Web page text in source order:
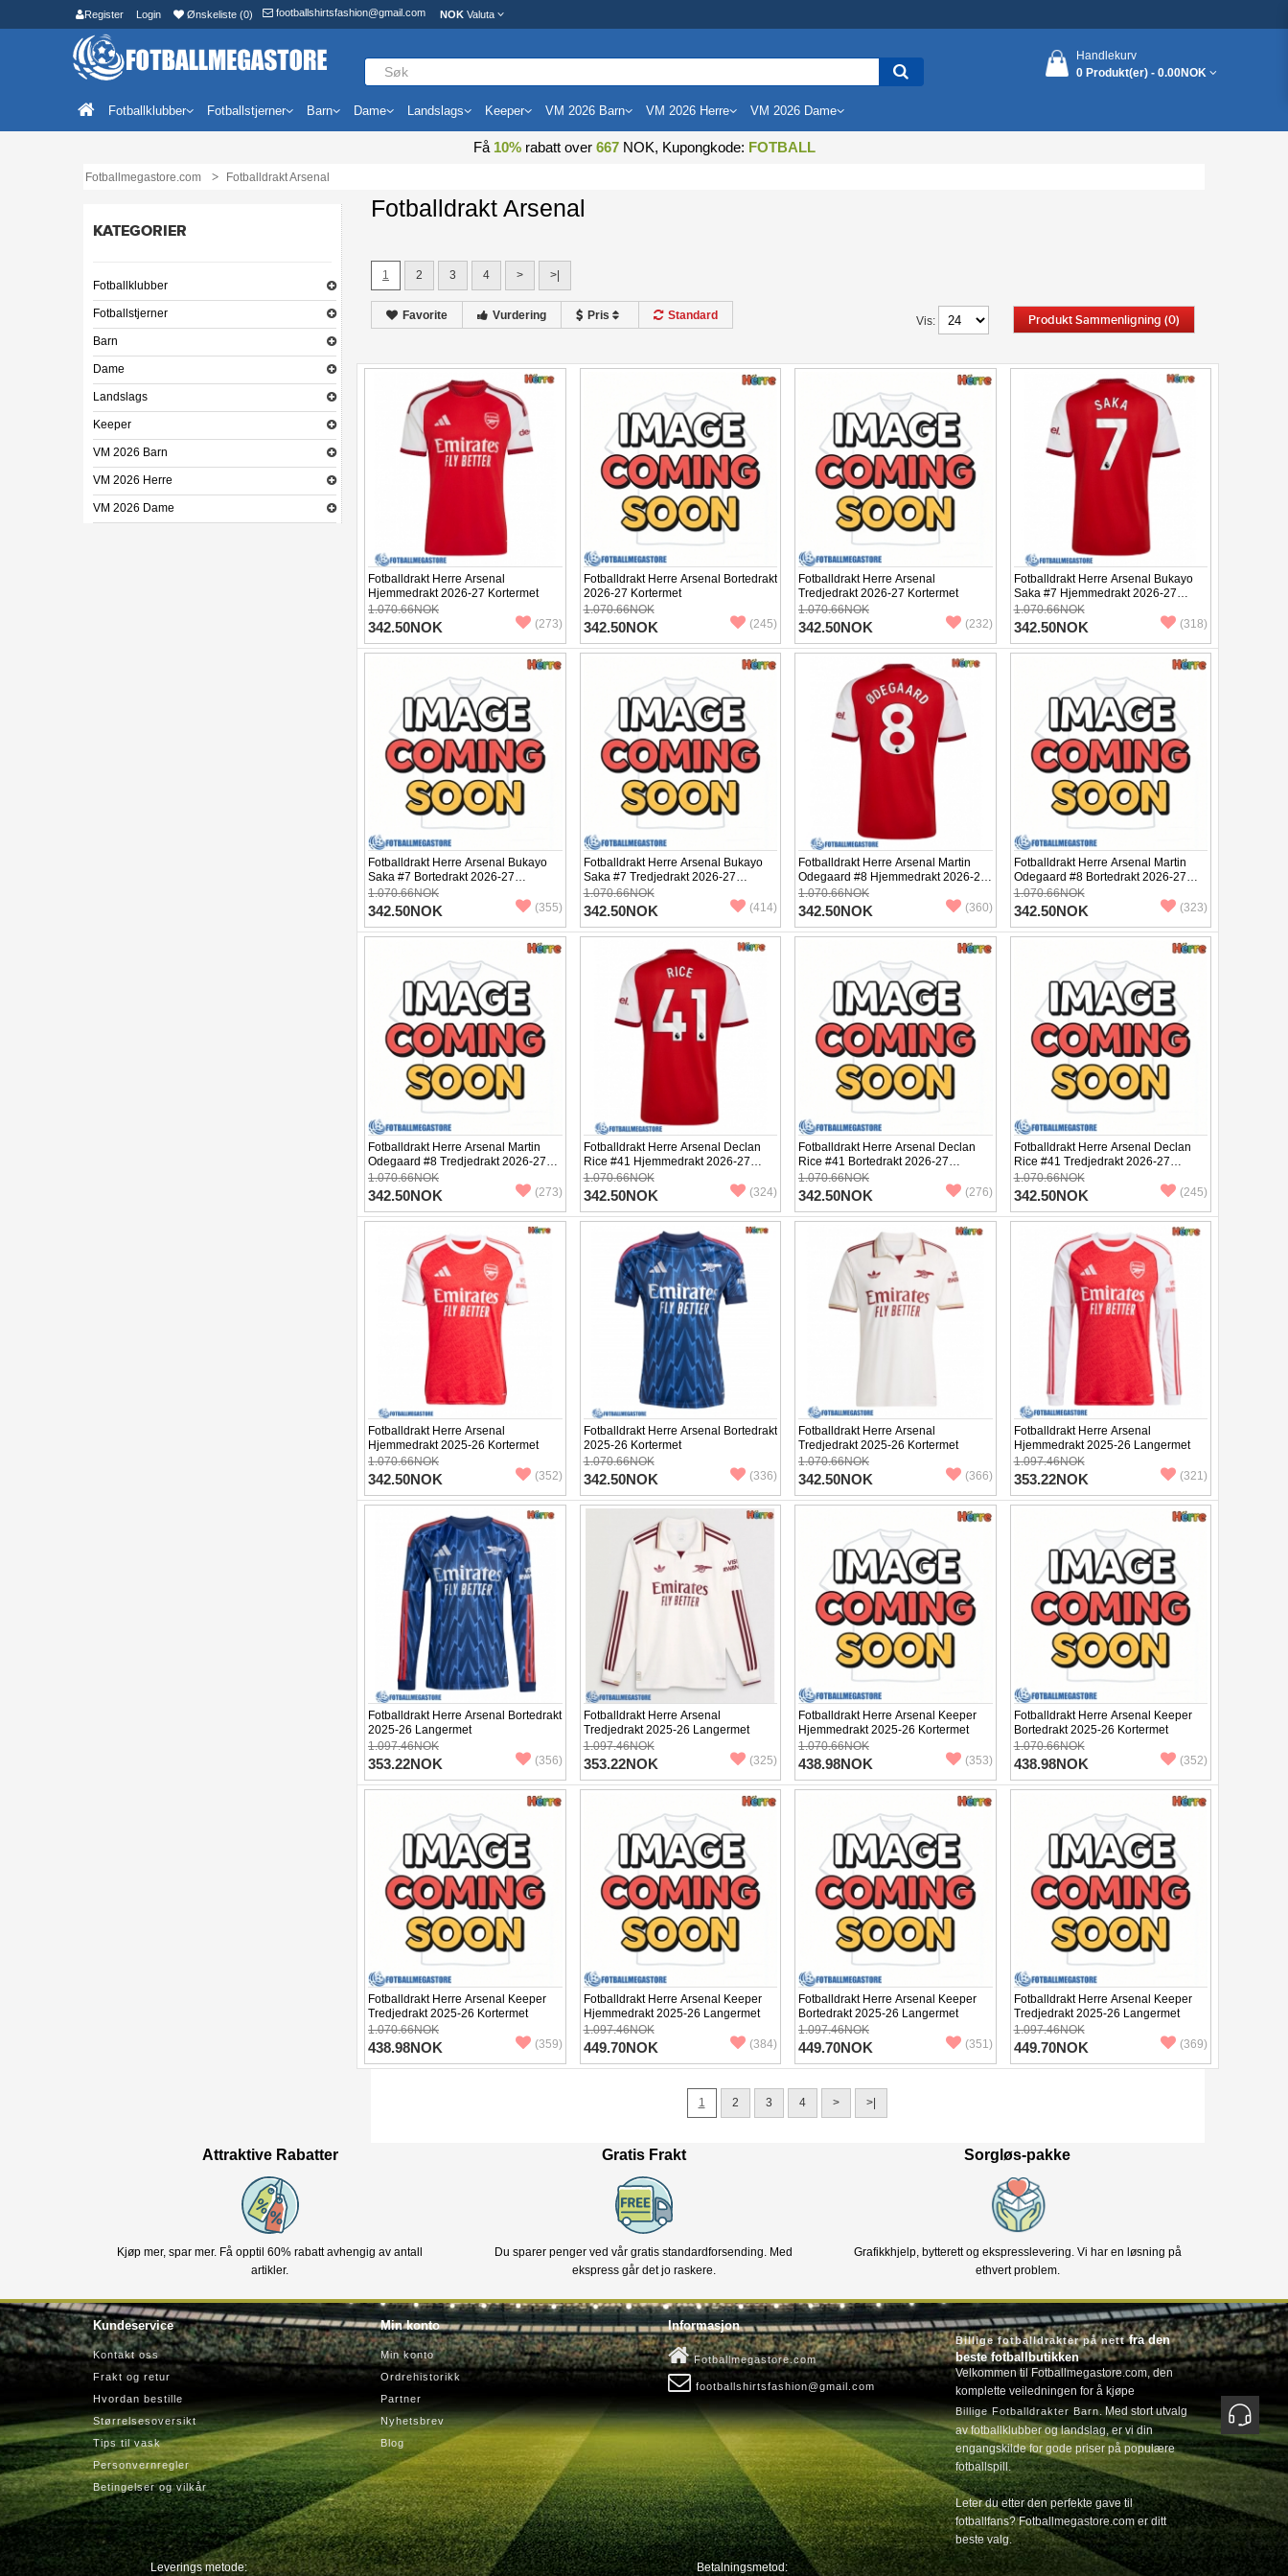
Register Login Ønskeliste (0) footballshirtsfashion@gmail.com NOK Valuta
Handlekurv
0 Produkt(er) - 0.00NOK
Fotballklubber Fotballstjerner Barn Dame Landslags Keeper VM 2026 Barn VM 2026 Herre VM 2026 Dame
Få 10%rabatt over 667NOK, Kupongkode: FOTBALL
Fotballmegastore.com Fotballdrakt Arsenal
KATEGORIER
Fotballklubber
Fotballstjerner
Barn
Dame
Landslags
Keeper
VM 2026 Barn
VM 2026 Herre
VM 2026 Dame
Fotballdrakt Arsenal
1 2 3 4 > >|
Produkt Sammenligning (0)
Vis:
Favorite Vurdering Pris Standard
Fotballdrakt Herre Arsenal
Hjemmedrakt 2026-27 Kortermet
1.070.66NOK
342.50NOK (273)
Fotballdrakt Herre Arsenal Bortedrakt
2026-27 Kortermet
1.070.66NOK
342.50NOK (245)
Fotballdrakt Herre Arsenal
Tredjedrakt 2026-27 Kortermet
1.070.66NOK
342.50NOK (232)
Fotballdrakt Herre Arsenal Bukayo
Saka #7 Hjemmedrakt 2026-27
Kortermet
1.070.66NOK
342.50NOK (318)
Fotballdrakt Herre Arsenal Bukayo
Saka #7 Bortedrakt 2026-27
Kortermet
1.070.66NOK
342.50NOK (355)
Fotballdrakt Herre Arsenal Bukayo
Saka #7 Tredjedrakt 2026-27
Kortermet
1.070.66NOK
342.50NOK (414)
Fotballdrakt Herre Arsenal Martin
Odegaard #8 Hjemmedrakt 2026-27
Kortermet
1.070.66NOK
342.50NOK (360)
Fotballdrakt Herre Arsenal Martin
Odegaard #8 Bortedrakt 2026-27
Kortermet
1.070.66NOK
342.50NOK (323)
Fotballdrakt Herre Arsenal Martin
Odegaard #8 Tredjedrakt 2026-27
Kortermet
1.070.66NOK
342.50NOK (273)
Fotballdrakt Herre Arsenal Declan
Rice #41 Hjemmedrakt 2026-27
Kortermet
1.070.66NOK
342.50NOK (324)
Fotballdrakt Herre Arsenal Declan
Rice #41 Bortedrakt 2026-27
Kortermet
1.070.66NOK
342.50NOK (276)
Fotballdrakt Herre Arsenal Declan
Rice #41 Tredjedrakt 2026-27
Kortermet
1.070.66NOK
342.50NOK (245)
Fotballdrakt Herre Arsenal
Hjemmedrakt 2025-26 Kortermet
1.070.66NOK
342.50NOK (352)
Fotballdrakt Herre Arsenal Bortedrakt
2025-26 Kortermet
1.070.66NOK
342.50NOK (336)
Fotballdrakt Herre Arsenal
Tredjedrakt 2025-26 Kortermet
1.070.66NOK
342.50NOK (366)
Fotballdrakt Herre Arsenal
Hjemmedrakt 2025-26 Langermet
1.097.46NOK
353.22NOK (321)
Fotballdrakt Herre Arsenal Bortedrakt
2025-26 Langermet
1.097.46NOK
353.22NOK (356)
Fotballdrakt Herre Arsenal
Tredjedrakt 2025-26 Langermet
1.097.46NOK
353.22NOK (325)
Fotballdrakt Herre Arsenal Keeper
Hjemmedrakt 2025-26 Kortermet
1.070.66NOK
438.98NOK (353)
Fotballdrakt Herre Arsenal Keeper
Bortedrakt 2025-26 Kortermet
1.070.66NOK
438.98NOK (352)
Fotballdrakt Herre Arsenal Keeper
Tredjedrakt 2025-26 Kortermet
1.070.66NOK
438.98NOK (359)
Fotballdrakt Herre Arsenal Keeper
Hjemmedrakt 2025-26 Langermet
1.097.46NOK
449.70NOK (384)
Fotballdrakt Herre Arsenal Keeper
Bortedrakt 2025-26 Langermet
1.097.46NOK
449.70NOK (351)
Fotballdrakt Herre Arsenal Keeper
Tredjedrakt 2025-26 Langermet
1.097.46NOK
449.70NOK (369)
1 2 3 4 > >|
Attraktive Rabatter
Kjøp mer, spar mer. Få opptil 60% rabatt avhengig av antall
artikler.
Gratis Frakt
Du sparer penger ved vår gratis standardforsending. Med
ekspress går det jo raskere.
Sorgløs-pakke
Grafikkhjelp, bytterett og ekspresslevering. Vi har en løsning på
ethvert problem.
Kundeservice
Kontakt oss
Frakt og retur
Hvordan bestille
Størrelsesoversikt
Tips til vask
Personvernregler
Betingelser og vilkår
Min konto
Min konto
Ordrehistorikk
Partner
Nyhetsbrev
Blog
Informasjon
Fotballmegastore.com
footballshirtsfashion@gmail.com
Billige fotballdrakter på nettfra den
beste fotballbutikken
Velkommen til Fotballmegastore.com, den
komplette veiledningen for å kjøpe
Billige Fotballdrakter Barn. Med stort utvalg
av fotballklubber og landslag, er vi din
engangskilde for gode priser på populære
fotballspill.
Leter du etter den perfekte gave til
fotballfans? Fotballmegastore.com er ditt
beste valg.
Leverings metode: Betalningsmetod: